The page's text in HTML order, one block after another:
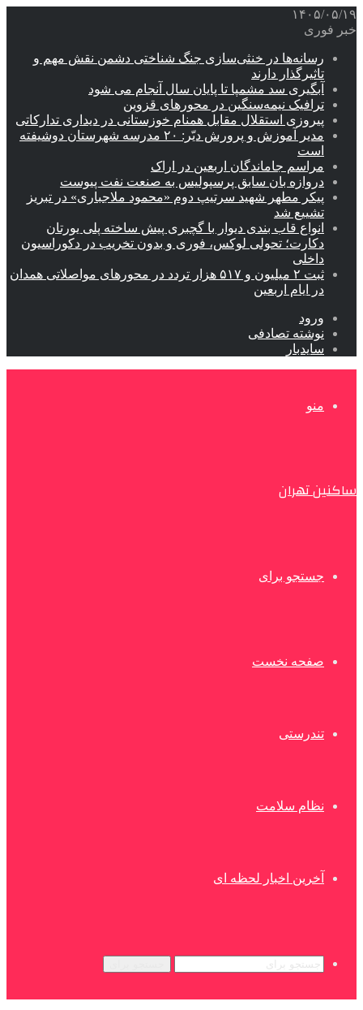
۱۴۰۵/۰۵/۱۹
خبر فوری
رسانه‌ها در خنثی‌سازی جنگ شناختی دشمن نقش‌ مهم و
تاثیرگذار دارند
آبگیری سد مشمپا تا پایان سال آنجام می شود
ترافیک نیمه‌سنگین در محورهای قزوین
پیروزی استقلال مقابل همنام خوزستانی در دیداری تدارکاتی
مدیر آموزش و پرورش دیّر: ۲۰ مدرسه شهرستان دوشیفته
است
مراسم جاماندگان اربعین در اراک
دروازه بان سابق پرسپولیس به صنعت نفت پیوست
پیکر مطهر شهید سرتیپ دوم «محمود ملاجباری» در تبریز
تشییع شد
انواع قاب بندی دیوار با گچبری پیش ساخته پلی یورتان
دکارت؛ تحولی لوکس، فوری و بدون تخریب در دکوراسیون
داخلی
ثبت ۲ میلیون و ۵۱۷ هزار تردد در محورهای مواصلاتی همدان
در ایام اربعین
ورود
نوشته تصادفی
سایدبار
منو
ساکنین تهران
جستجو برای
صفحه نخست
تندرستی
نظام سلامت
آخرین اخبار لحظه ای